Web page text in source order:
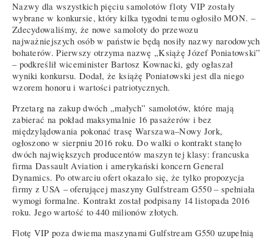
Nazwy dla wszystkich pięciu samolotów floty VIP zostały
wybrane w konkursie, który kilka tygodni temu ogłosiło MON. –
Zdecydowaliśmy, że nowe samoloty do przewozu
najważniejszych osób w państwie będą nosiły nazwy narodowych
bohaterów. Pierwszy otrzyma nazwę „Książę Józef Poniatowski”
– podkreślił wiceminister Bartosz Kownacki, gdy ogłaszał
wyniki konkursu. Dodał, że książę Poniatowski jest dla niego
wzorem honoru i wartości patriotycznych.
Przetarg na zakup dwóch „małych” samolotów, które mają
zabierać na pokład maksymalnie 16 pasażerów i bez
międzylądowania pokonać trasę Warszawa–Nowy Jork,
ogłoszono w sierpniu 2016 roku. Do walki o kontrakt stanęło
dwóch największych producentów maszyn tej klasy: francuska
firma Dassault Aviation i amerykański koncern General
Dynamics. Po otwarciu ofert okazało się, że tylko propozycja
firmy z USA – oferującej maszyny Gulfstream G550 – spełniała
wymogi formalne. Kontrakt został podpisany 14 listopada 2016
roku. Jego wartość to 440 milionów złotych.
Flotę VIP poza dwiema maszynami Gulfstream G550 uzupełnią